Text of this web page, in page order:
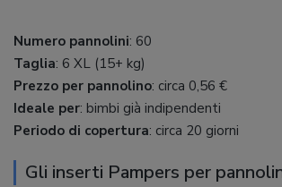
Numero pannolini: 60
Taglia: 6 XL (15+ kg)
Prezzo per pannolino: circa 0,56 €
Ideale per: bimbi già indipendenti
Periodo di copertura: circa 20 giorni
Gli inserti Pampers per